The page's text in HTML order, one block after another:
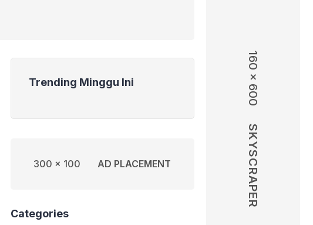
160 x 600
SKYSCRAPER
Trending Minggu Ini
300 x 100 AD PLACEMENT
Categories